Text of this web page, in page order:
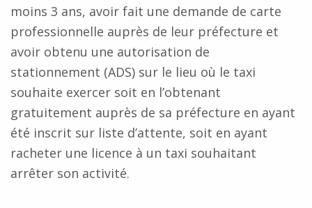
moins 3 ans, avoir fait une demande de carte
professionnelle auprès de leur préfecture et
avoir obtenu une autorisation de
stationnement (ADS) sur le lieu où le taxi
souhaite exercer soit en l’obtenant
gratuitement auprès de sa préfecture en ayant
été inscrit sur liste d’attente, soit en ayant
racheter une licence à un taxi souhaitant
arrêter son activité.